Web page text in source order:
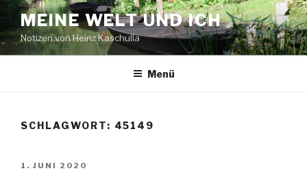
Zum
Inhalt
springen
MEINE WELT UND ICH
Notizen von Heinz Kaschulla
Menü
SCHLAGWORT: 45149
VERÖFFENTLICHT
1. JUNI 2020